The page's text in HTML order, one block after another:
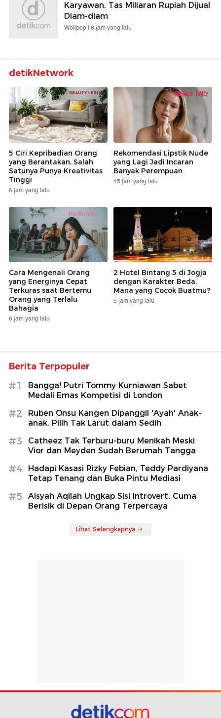
Karyawan, Tas Miliaran Rupiah Dijual
Diam-diam
Wolipop | 8 jam yang lalu
detikNetwork
5 Ciri Kepribadian Orang
yang Berantakan, Salah
Satunya Punya Kreativitas
Tinggi
6 jam yang lalu
Rekomendasi Lipstik Nude
yang Lagi Jadi Incaran
Banyak Perempuan
15 jam yang lalu
Cara Mengenali Orang
yang Energinya Cepat
Terkuras saat Bertemu
Orang yang Terlalu
Bahagia
6 jam yang lalu
2 Hotel Bintang 5 di Jogja
dengan Karakter Beda,
Mana yang Cocok Buatmu?
5 jam yang lalu
Berita Terpopuler
#1
Bangga! Putri Tommy Kurniawan Sabet
Medali Emas Kompetisi di London
#2
Ruben Onsu Kangen Dipanggil 'Ayah' Anak-
anak, Pilih Tak Larut dalam Sedih
#3
Catheez Tak Terburu-buru Menikah Meski
Vior dan Meyden Sudah Berumah Tangga
#4
Hadapi Kasasi Rizky Febian, Teddy Pardiyana
Tetap Tenang dan Buka Pintu Mediasi
#5
Aisyah Aqilah Ungkap Sisi Introvert, Cuma
Berisik di Depan Orang Terpercaya
Lihat Selengkapnya